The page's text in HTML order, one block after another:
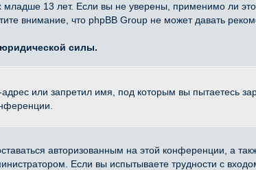
13 лет. Если вы не уверены, применимо ли
внимание, что phpBB Group не может давать
силы.
или запретил имя, под которым вы пытаетесь
авторизованным на этой конференции, а
Если вы испытываете трудности с